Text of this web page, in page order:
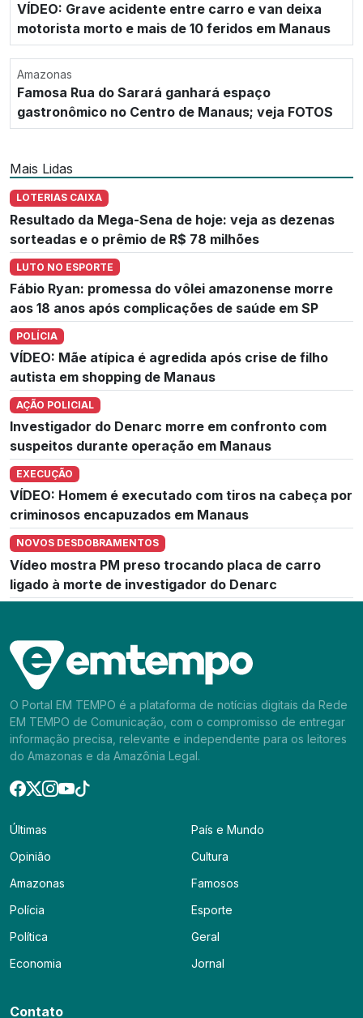
VÍDEO: Grave acidente entre carro e van deixa
motorista morto e mais de 10 feridos em Manaus
Amazonas
Famosa Rua do Sarará ganhará espaço
gastronômico no Centro de Manaus; veja FOTOS
Mais Lidas
LOTERIAS CAIXA
Resultado da Mega-Sena de hoje: veja as dezenas
sorteadas e o prêmio de R$ 78 milhões
LUTO NO ESPORTE
Fábio Ryan: promessa do vôlei amazonense morre
aos 18 anos após complicações de saúde em SP
POLÍCIA
VÍDEO: Mãe atípica é agredida após crise de filho
autista em shopping de Manaus
AÇÃO POLICIAL
Investigador do Denarc morre em confronto com
suspeitos durante operação em Manaus
EXECUÇÃO
VÍDEO: Homem é executado com tiros na cabeça por
criminosos encapuzados em Manaus
NOVOS DESDOBRAMENTOS
Vídeo mostra PM preso trocando placa de carro
ligado à morte de investigador do Denarc
O Portal EM TEMPO é a plataforma de notícias digitais da Rede
EM TEMPO de Comunicação, com o compromisso de entregar
informação precisa, relevante e independente para os leitores
do Amazonas e da Amazônia Legal.
Últimas
Opinião
Amazonas
Polícia
Política
Economia
País e Mundo
Cultura
Famosos
Esporte
Geral
Jornal
Contato